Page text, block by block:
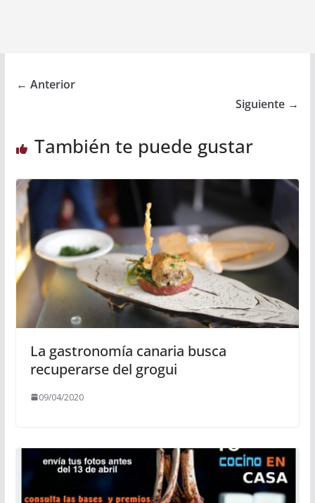
← Anterior
Siguiente →
También te puede gustar
La gastronomía canaria busca
recuperarse del grogui
09/04/2020